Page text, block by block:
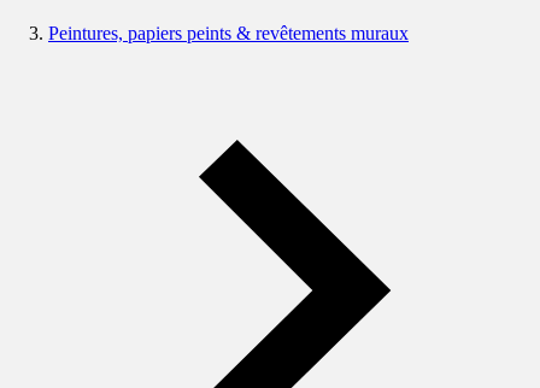
Peintures, papiers peints & revêtements muraux